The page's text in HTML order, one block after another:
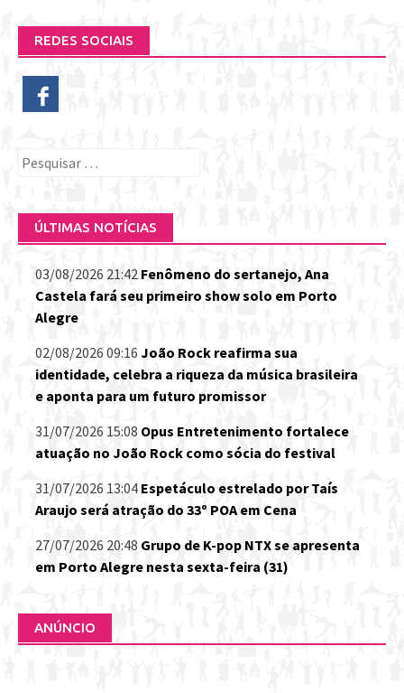
REDES SOCIAIS
Pesquisar
ÚLTIMAS NOTÍCIAS
03/08/2026 21:42 Fenômeno do sertanejo, Ana
Castela fará seu primeiro show solo em Porto
Alegre
02/08/2026 09:16 João Rock reafirma sua
identidade, celebra a riqueza da música brasileira
e aponta para um futuro promissor
31/07/2026 15:08 Opus Entretenimento fortalece
atuação no João Rock como sócia do festival
31/07/2026 13:04 Espetáculo estrelado por Taís
Araujo será atração do 33º POA em Cena
27/07/2026 20:48 Grupo de K-pop NTX se apresenta
em Porto Alegre nesta sexta-feira (31)
ANÚNCIO